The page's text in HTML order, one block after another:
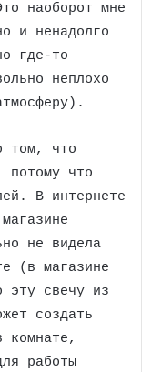
наоборот мне
и ненадолго
где-то
неплохо
том, что
потому что
В интернете
не видела
(в магазине
эту свечу из
создать
комнате,
работы